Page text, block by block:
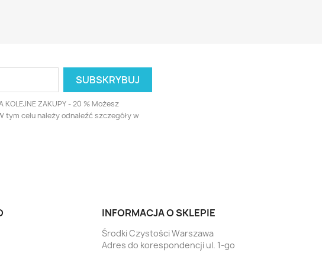
KOLEJNE ZAKUPY - 20 % Możesz
tym celu należy odnaleźć szczegóły w
INFORMACJA O SKLEPIE
Środki Czystości Warszawa
Adres do korespondencji ul. 1-go